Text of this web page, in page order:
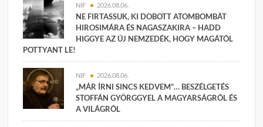
NIF 2026.08.06.
NE FIRTASSUK, KI DOBOTT ATOMBOMBÁT
HIROSIMÁRA ÉS NAGASZAKIRA – HADD
HIGGYE AZ ÚJ NEMZEDÉK, HOGY MAGÁTÓL
POTTYANT LE!
NIF 2026.08.06.
„MÁR ÍRNI SINCS KEDVEM”… BESZÉLGETÉS
STOFFÁN GYÖRGGYEL A MAGYARSÁGRÓL ÉS
A VILÁGRÓL